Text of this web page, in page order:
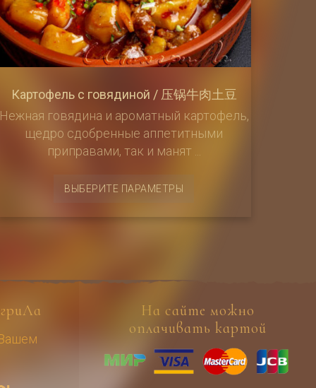
Картофель с говядиной / 压锅牛肉土豆
–
1 320 ₽
говядина и ароматный картофель,
щедро сдобренные аппетитными
приправами, так и манят ...
ВЫБЕРИТЕ ПАРАМЕТРЫ
имеет
выбрать
на
странице
товара.
На сайте можно
оплачивать картой